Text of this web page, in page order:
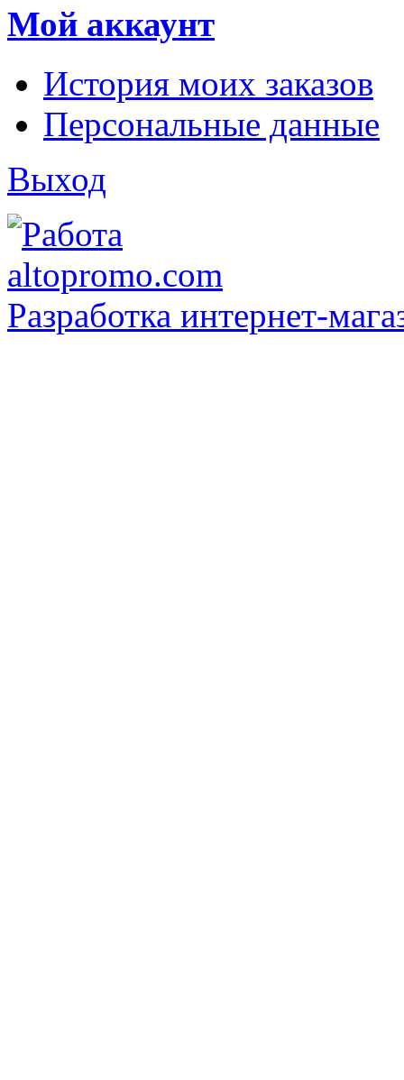
Мой аккаунт
История моих заказов
Персональные данные
Выход
Разработка интернет-